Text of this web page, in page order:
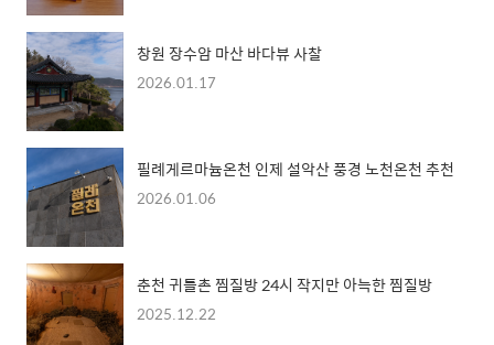
창원 장수암 마산 바다뷰 사찰
2026.01.17
필례게르마늄온천 인제 설악산 풍경 노천온천 추천
2026.01.06
춘천 귀틀촌 찜질방 24시 작지만 아늑한 찜질방
2025.12.22